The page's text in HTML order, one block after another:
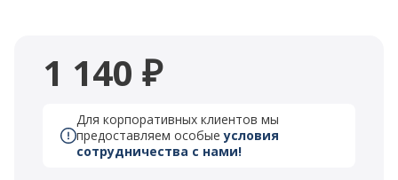
1 140 ₽
Для корпоративных клиентов мы
предоставляем особыеусловия
сотрудничества с нами!